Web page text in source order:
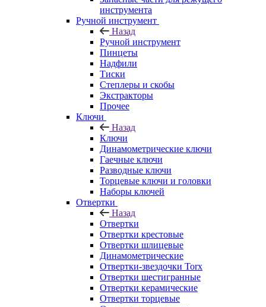
инструмента
Ручной инструмент
Назад
Ручной инструмент
Пинцеты
Надфили
Тиски
Степлеры и скобы
Экстракторы
Прочее
Ключи
Назад
Ключи
Динамометрические ключи
Гаечные ключи
Разводные ключи
Торцевые ключи и головки
Наборы ключей
Отвертки
Назад
Отвертки
Отвертки крестовые
Отвертки шлицевые
Динамометрические
Отвертки-звездочки Torx
Отвертки шестигранные
Отвертки керамические
Отвертки торцевые